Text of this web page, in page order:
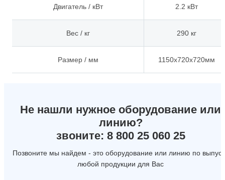
Двигатель / кВт 2.2 кВт
Вес / кг 290 кг
Размер / мм 1150x720x720мм
Не нашли нужное оборудование или
линию?
звоните: 8 800 25 060 25
Позвоните мы найдем - это оборудование или линию по
любой продукции для Вас